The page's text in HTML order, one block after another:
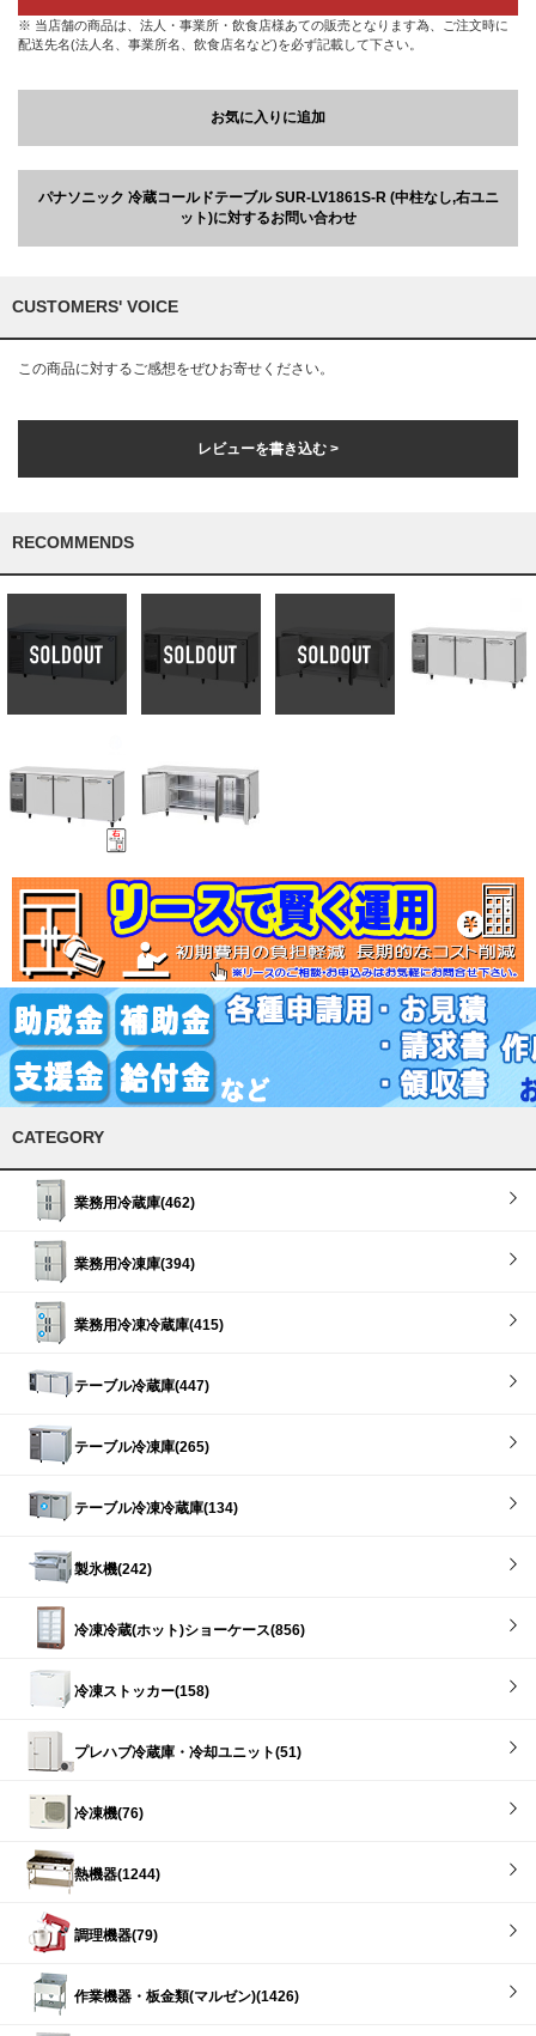
※ 当店舗の商品は、法人・事業所・飲食店様あての販売となります為、ご注文時に
配送先名(法人名、事業所名、飲食店名など)を必ず記載して下さい。
お気に入りに追加
パナソニック 冷蔵コールドテーブル SUR-LV1861S-R (中柱なし,右ユニ
ット)に対するお問い合わせ
CUSTOMERS' VOICE
この商品に対するご感想をぜひお寄せください。
レビューを書き込む >
RECOMMENDS
CATEGORY
業務用冷蔵庫(462)
業務用冷凍庫(394)
業務用冷凍冷蔵庫(415)
テーブル冷蔵庫(447)
テーブル冷凍庫(265)
テーブル冷凍冷蔵庫(134)
製氷機(242)
冷凍冷蔵(ホット)ショーケース(856)
冷凍ストッカー(158)
プレハブ冷蔵庫・冷却ユニット(51)
冷凍機(76)
熱機器(1244)
調理機器(79)
作業機器・板金類(マルゼン)(1426)